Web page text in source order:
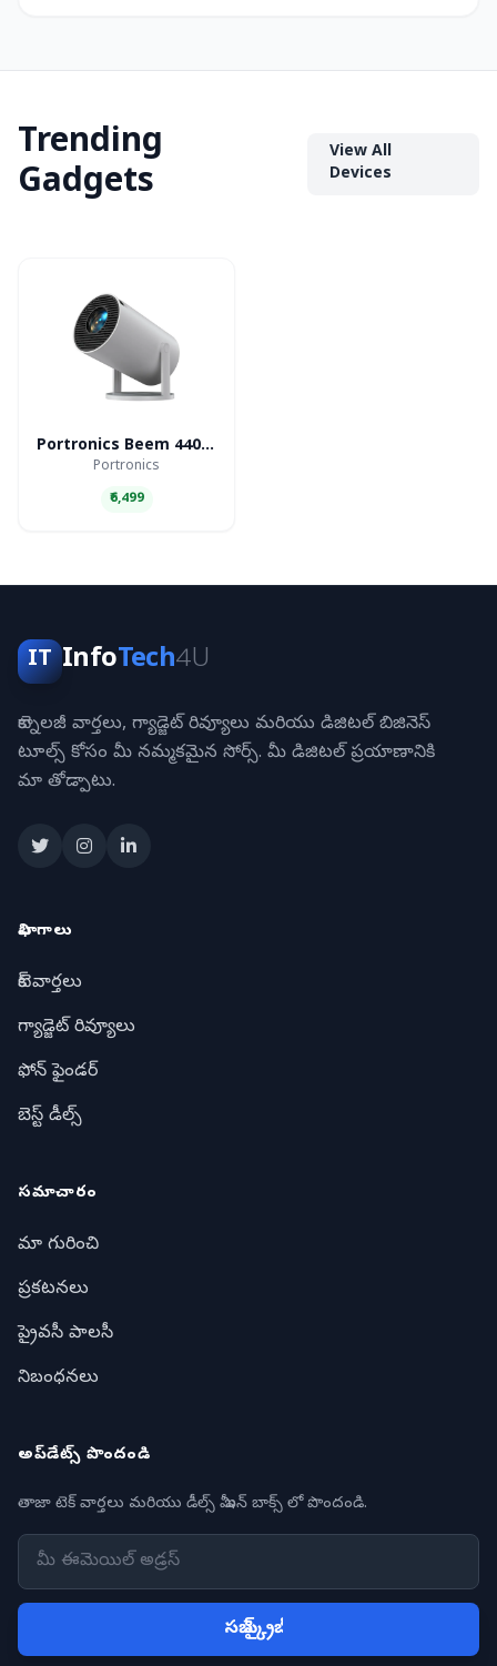
Trending
Gadgets
View All
Devices
Portronics Beem 440 Smart LED Projector
Portronics
₹6,499
IT InfoTech4U
టెక్నాలజీ వార్తలు, గ్యాడ్జెట్ రివ్యూలు మరియు డిజిటల్ బిజినెస్
టూల్స్ కోసం మీ నమ్మకమైన సోర్స్. మీ డిజిటల్ ప్రయాణానికి
మా తోడ్పాటు.
విభాగాలు
టెక్ వార్తలు
గ్యాడ్జెట్ రివ్యూలు
ఫోన్ ఫైండర్
బెస్ట్ డీల్స్
సమాచారం
మా గురించి
ప్రకటనలు
ప్రైవసీ పాలసీ
నిబంధనలు
అప్‌డేట్స్ పొందండి
తాజా టెక్ వార్తలు మరియు డీల్స్ మీ ఇన్ బాక్స్ లో పొందండి.
సబ్ స్క్రైబ్